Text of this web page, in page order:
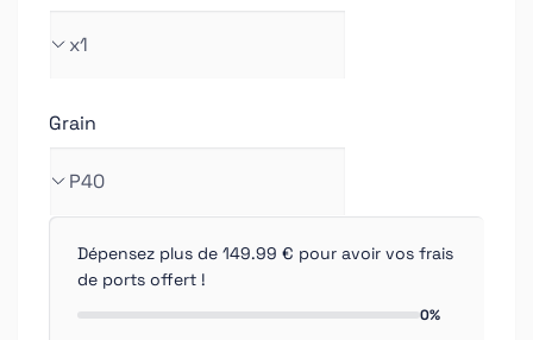
Grain
Dépensez plus de 149.99 € pour avoir vos frais
de ports offert !
0%